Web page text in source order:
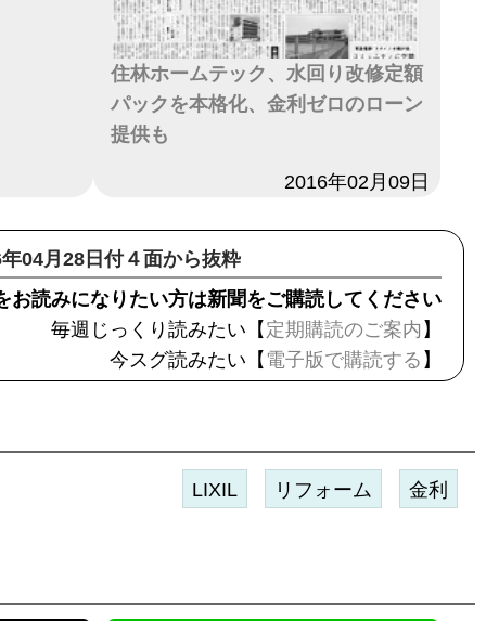
住林ホームテック、水回り改修定額
パックを本格化、金利ゼロのローン
提供も
2016年02月09日
04月28日付４面から抜粋
お読みになりたい方は新聞をご購読してください
毎週じっくり読みたい【 定期購読のご案内 】
今スグ読みたい【 電子版で購読する 】
LIXIL リフォーム 金利